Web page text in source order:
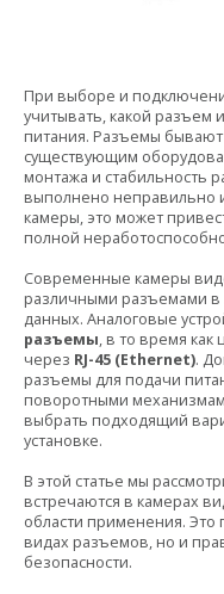
При выборе и
учитывать, какой разъем
питания. Разъемы
существующим
монтажа и стабильность
выполнено неправильно
камеры, это может
полной
Современные камеры
различными разъемами в
данных. Аналоговые
разъемы, в то время
через RJ-45 (Ethernet).
разъемы для подачи
поворотными
выбрать подходящий
установке.
В этой статье мы
встречаются в камерах
области применения. Это
видах разъемов, но и
безопасности.